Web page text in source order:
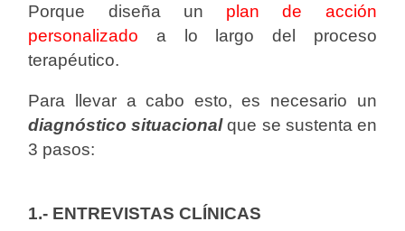
Porque diseña un plan de acción
personalizado a lo largo del proceso
terapéutico.
Para llevar a cabo esto, es necesario un
diagnóstico situacionalque se sustenta en
3 pasos:
1.- ENTREVISTAS CLÍNICAS